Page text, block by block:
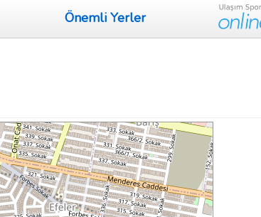
Önemli Yerler